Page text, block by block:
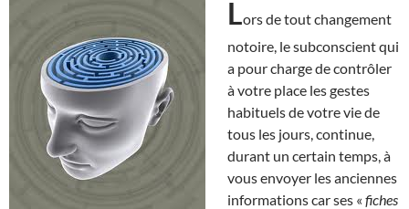
Lors de tout changement
notoire, le subconscient qui
a pour charge de contrôler
à votre place les gestes
habituels de votre vie de
tous les jours, continue,
durant un certain temps, à
vous envoyer les anciennes
informations car ses « fiches